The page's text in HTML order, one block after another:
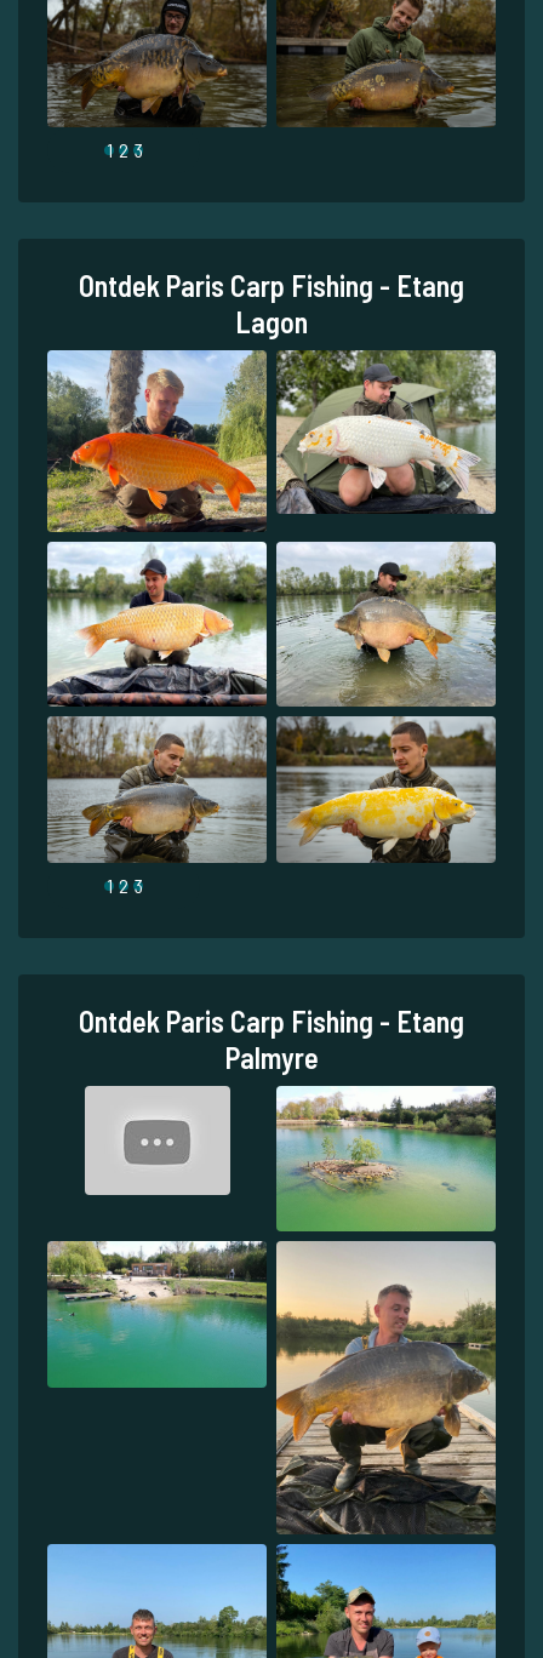
1 2 3
Ontdek Paris Carp Fishing - Etang
Lagon
1 2 3
Ontdek Paris Carp Fishing - Etang
Palmyre